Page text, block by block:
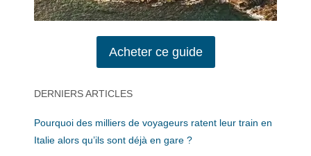
Acheter ce guide
DERNIERS ARTICLES
Pourquoi des milliers de voyageurs ratent leur train en
Italie alors qu’ils sont déjà en gare ?